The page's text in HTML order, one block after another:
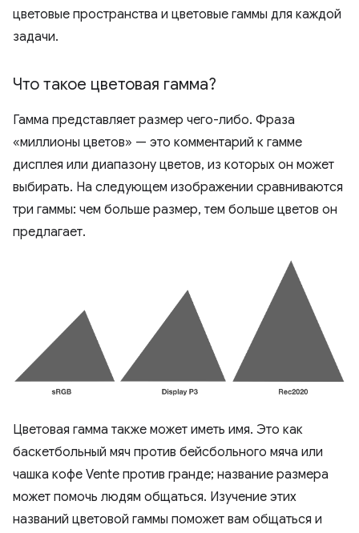
цветовые пространства и цветовые гаммы для каждой
задачи.
Что такое цветовая гамма?
Гамма представляет размер чего-либо. Фраза
«миллионы цветов» — это комментарий к гамме
дисплея или диапазону цветов, из которых он может
выбирать. На следующем изображении сравниваются
три гаммы: чем больше размер, тем больше цветов он
предлагает.
Цветовая гамма также может иметь имя. Это как
баскетбольный мяч против бейсбольного мяча или
чашка кофе Vente против гранде; название размера
может помочь людям общаться. Изучение этих
названий цветовой гаммы поможет вам общаться и